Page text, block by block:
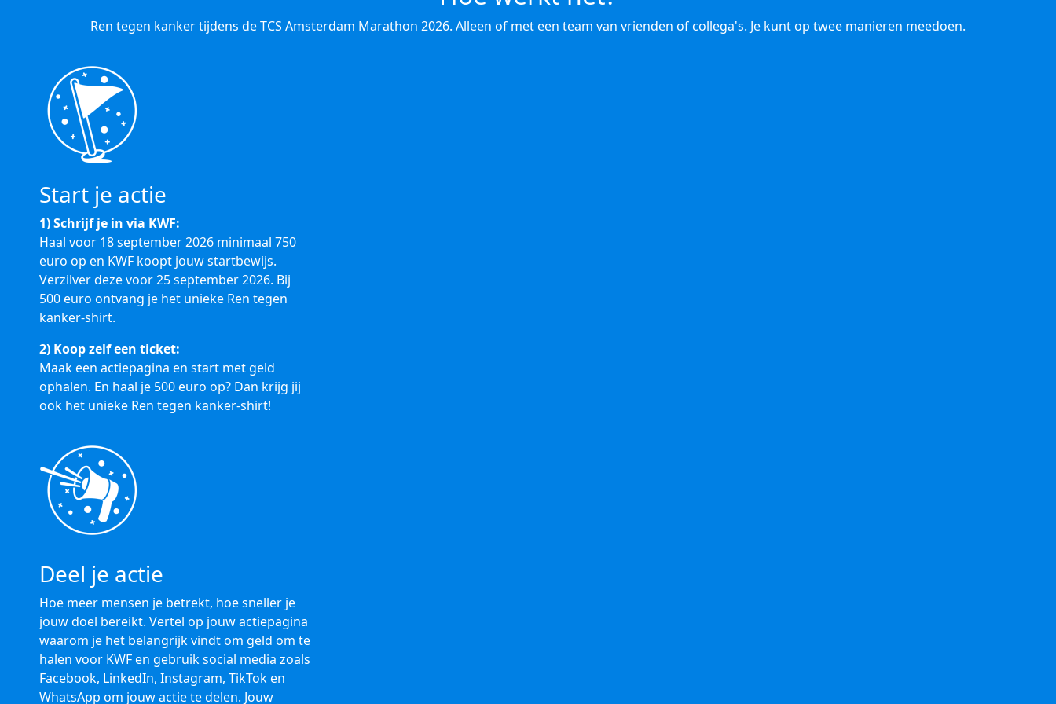
Ren tegen kanker tijdens de TCS Amsterdam Marathon 2026. Alleen of met een team van vrienden of collega's. Je kunt op twee manieren meedoen.
Start je actie
1) Schrijf je in via KWF:
Haal voor 18 september 2026 minimaal 750
euro op en KWF koopt jouw startbewijs.
Verzilver deze voor 25 september 2026. Bij
500 euro ontvang je het unieke Ren tegen
kanker-shirt.
2) Koop zelf een ticket:
Maak een actiepagina en start met geld
ophalen. En haal je 500 euro op? Dan krijg jij
ook het unieke Ren tegen kanker-shirt!
Deel je actie
Hoe meer mensen je betrekt, hoe sneller je
jouw doel bereikt. Vertel op jouw actiepagina
waarom je het belangrijk vindt om geld om te
halen voor KWF en gebruik social media zoals
Facebook, LinkedIn, Instagram, TikTok en
WhatsApp om jouw actie te delen. Jouw